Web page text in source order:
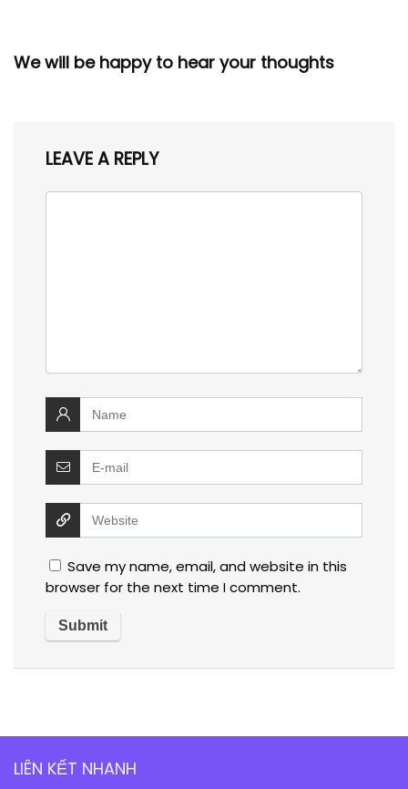
We will be happy to hear your thoughts
LEAVE A REPLY
Save my name, email, and website in this
browser for the next time I comment.
LIÊN KẾT NHANH